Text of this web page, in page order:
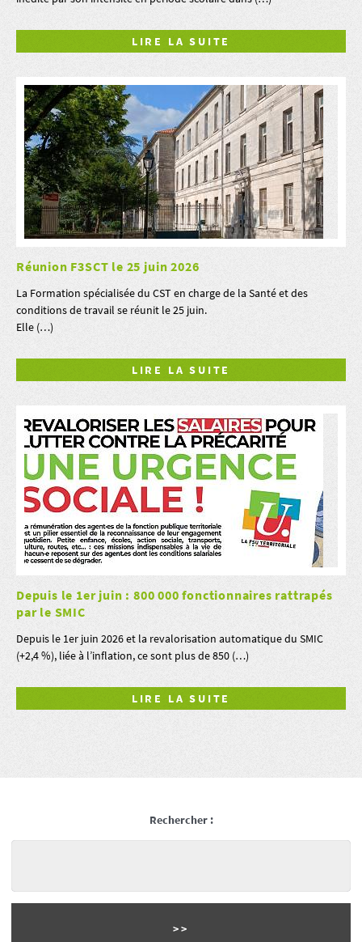
LIRE LA SUITE
Réunion F3SCT le 25 juin 2026
La Formation spécialisée du CST en charge de la Santé et des
conditions de travail se réunit le 25 juin.
Elle (…)
LIRE LA SUITE
Depuis le 1er juin : 800 000 fonctionnaires rattrapés
par le SMIC
Depuis le 1er juin 2026 et la revalorisation automatique du SMIC
(+2,4 %), liée à l’inflation, ce sont plus de 850 (…)
LIRE LA SUITE
Rechercher :